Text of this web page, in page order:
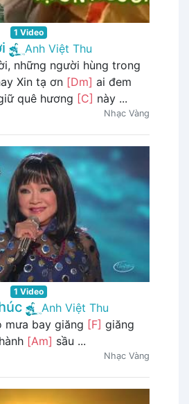
1 Video
Anh Việt Thu
những người hùng trong
Xin tạ ơn [Dm] ai đem
quê hương [C] này ...
Nhạc Vàng
1 Video
Anh Việt Thu
mưa bay giăng [F] giăng
[Am] sầu ...
Nhạc Vàng